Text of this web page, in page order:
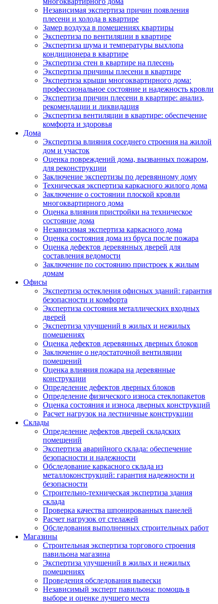
Независимая экспертиза причин появления
плесени и холода в квартире
Замер воздуха в помещениях квартиры
Экспертиза по вентиляции в квартире
Экспертиза шума и температуры выхлопа
кондиционера в квартире
Экспертиза стен в квартире на плесень
Экспертиза причины плесени в квартире
Экспертиза крыши многоквартирного дома:
профессиональное состояние и надежность кровли
Экспертиза причин плесени в квартире: анализ,
рекомендации и ликвидация
Экспертиза вентиляции в квартире: обеспечение
комфорта и здоровья
Дома
Экспертиза влияния соседнего строения на жилой
дом и участок
Оценка повреждений дома, вызванных пожаром,
для реконструкции
Заключение экспертизы по деревянному дому
Техническая экспертиза каркасного жилого дома
Заключение о состоянии плоской кровли
многоквартирного дома
Оценка влияния пристройки на техническое
состояние дома
Независимая экспертиза каркасного дома
Оценка состояния дома из бруса после пожара
Оценка дефектов деревянных дверей для
составления ведомости
Заключение по состоянию пристроек к жилым
домам
Офисы
Экспертиза остекления офисных зданий: гарантия
безопасности и комфорта
Экспертиза состояния металлических входных
дверей
Экспертиза улучшений в жилых и нежилых
помещениях
Оценка дефектов деревянных дверных блоков
Заключение о недостаточной вентиляции
помещений
Оценка влияния пожара на деревянные
конструкции
Определение дефектов дверных блоков
Определение физического износа стеклопакетов
Оценка состояния и износа дверных конструкций
Расчет нагрузок на лестничные конструкции
Склады
Определение дефектов дверей складских
помещений
Экспертиза аварийного склада: обеспечение
безопасности и надежности
Обследование каркасного склада из
металлоконструкций: гарантия надежности и
безопасности
Строительно-техническая экспертиза здания
склада
Проверка качества шпонированных панелей
Расчет нагрузок от стелажей
Обследования выполненных строительных работ
Магазины
Строительная экспертиза торгового строения
павильона магазина
Экспертиза улучшений в жилых и нежилых
помещениях
Проведения обследования вывески
Независимый эксперт павильона: помощь в
выборе и оценке лучшего места